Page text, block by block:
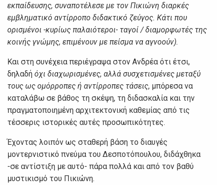
εκπαίδευσης, συναποτέλεσε με τον Πικιώνη διαρκές
εμβληματικό αντίρροπο διδακτικό ζεύγος. Κάτι που
ορισμένοι -κυρίως παλαιότεροι- ταγοί / διαμορφωτές της
κοινής γνώμης, επιμένουν με πείσμα να αγνοούν).
Και στη συνέχεια περιέγραψα στον Ανδρέα ότι έτσι,
δηλαδή όχι διαχωρισμένες, αλλά συσχετισμένες μεταξύ
τους ως ομόρροπες ή αντίρροπες τάσεις, μπόρεσα να
καταλάβω σε βάθος τη σκέψη, τη διδασκαλία και την
πραγματοποιημένη αρχιτεκτονική καθεμίας από τις
τέσσερις ιστορικές αυτές προσωπικότητες.
Έχοντας λοιπόν ως σταθερή βάση το διαυγές
μοντερνιστικό πνεύμα του Δεσποτόπουλου, διδάχθηκα
-σε αντίστιξη με αυτό- πάρα πολλά και από τον βαθύ
μυστικισμό του Πικιώνη.